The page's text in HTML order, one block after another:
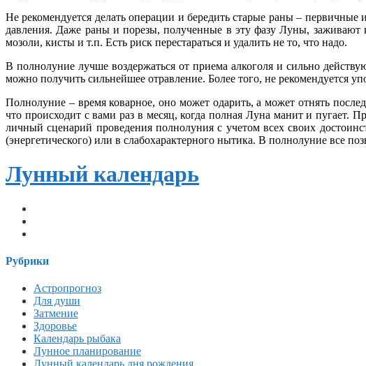
Не рекомендуется делать операции и бередить старые раны –
давления. Даже раны и порезы, полученные в эту фазу Луны, заживают
мозоли, кисты и т.п. Есть риск перестараться и удалить не то, что надо.
В полнолуние лучше воздержаться от приема алкоголя и сильно
можно получить сильнейшее отравление. Более того, не рекомендуется
Полнолуние – время коварное, оно может одарить, а может отнять
что происходит с вами раз в месяц, когда полная Луна манит и пугает.
личный сценарий проведения полнолуния с учетом всех своих
(энергетического) или в слабохарактерного нытика. В полнолуние все
Лунный календарь
Рубрики
Астропрогноз
Для души
Затмение
Здоровье
Календарь рыбака
Лунное планирование